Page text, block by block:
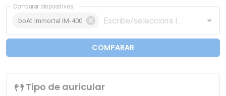
Comparar dispositivos
boAt Immortal IM-400
COMPARAR
Tipo de auricular